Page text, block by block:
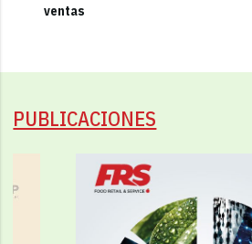
ventas
PUBLICACIONES